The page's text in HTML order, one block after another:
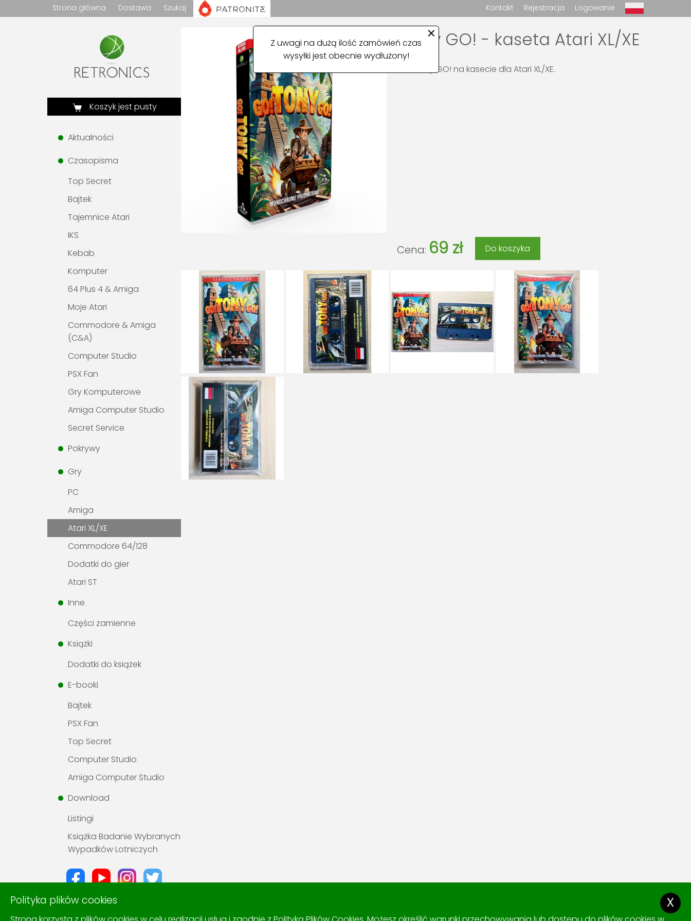
Z uwagi na dużą ilość zamówień czas
wysyłki jest obecnie wydłużony!
×
Strona główna Dostawa Logowanie
Rejestracja
Kontakt
Szukaj
Koszyk jest pusty
Aktualności
Czasopisma
Top Secret
Bajtek
Tajemnice Atari
IKS
Kebab
Komputer
64 Plus 4 & Amiga
Moje Atari
Commodore & Amiga
(C&A)
Computer Studio
PSX Fan
Gry Komputerowe
Amiga Computer Studio
Secret Service
Pokrywy
Gry
PC
Amiga
Atari XL/XE
Commodore 64/128
Dodatki do gier
Atari ST
Inne
Części zamienne
Książki
Dodatki do książek
E-booki
Bajtek
PSX Fan
Top Secret
Computer Studio
Amiga Computer Studio
Download
Listingi
Książka Badanie Wybranych
Wypadków Lotniczych
Tony GO! - kaseta Atari XL/XE
Gra Tony GO! na kasecie dla Atari XL/XE.
Cena: 69 zł Do koszyka
Polityka plików cookies x